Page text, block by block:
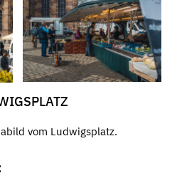
vom Ludwigsplatz.